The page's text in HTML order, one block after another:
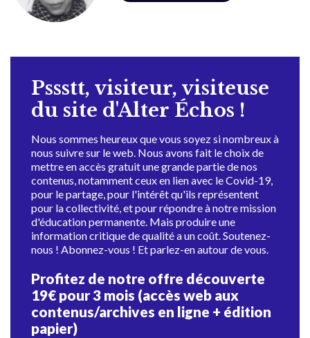
Pssstt, visiteur, visiteuse
du site d'Alter Échos !
Nous sommes heureux que vous soyez si nombreux à
nous suivre sur le web. Nous avons fait le choix de
mettre en accès gratuit une grande partie de nos
contenus, notamment ceux en lien avec le Covid-19,
pour le partage, pour l'intérêt qu'ils représentent
pour la collectivité, et pour répondre à notre mission
d'éducation permanente. Mais produire une
information critique de qualité a un coût. Soutenez-
nous ! Abonnez-vous ! Et parlez-en autour de vous.
Profitez de notre offre découverte
19€ pour 3 mois (accès web aux
contenus/archives en ligne + édition
papier)